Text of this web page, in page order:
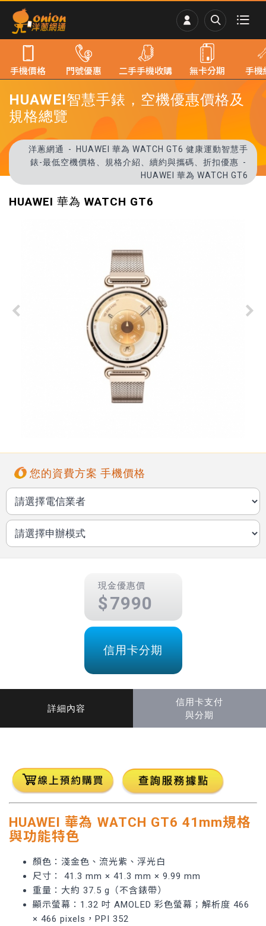
HUAWEI智慧手錶，空機優惠價格及
規格總覽
洋蔥網通
HUAWEI 華為 WATCH GT6 健康運動智慧手
錶-最低空機價格、規格介紹、續約與攜碼、折扣優惠
HUAWEI 華為 WATCH GT6
HUAWEI 華為 WATCH GT6
您的資費方案 手機價格
現金優惠價
7990
信用卡分期
詳細內容
信用卡支付
與分期
HUAWEI 華為 WATCH GT6 41mm規格
與功能特色
顏色：淺金色、流光紫、浮光白
尺寸： 41.3 mm × 41.3 mm × 9.99 mm
重量：大約 37.5 g（不含錶帶）
顯示螢幕：1.32 吋 AMOLED 彩色螢幕；解析度 466
× 466 pixels，PPI 352
手機價格 門號優惠 二手手機收購 無卡分期 手機